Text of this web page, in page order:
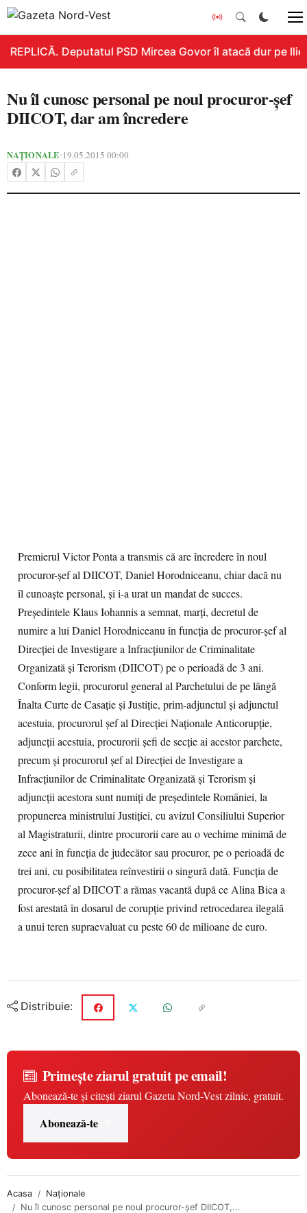
REPLICĂ. Deputatul PSD Mircea Govor îl atacă dur pe
Nu îl cunosc personal pe noul procuror-şef
DIICOT, dar am încredere
NAȚIONALE•19.05.2015 00:00
Premierul Victor Ponta a transmis că are încredere în noul
procuror-şef al DIICOT, Daniel Horodniceanu, chiar dacă nu
îl cunoaşte personal, şi i-a urat un mandat de succes.
Preşedintele Klaus Iohannis a semnat, marţi, decretul de
numire a lui Daniel Horodniceanu în funcţia de procuror-şef al
Direcţiei de Investigare a Infracţiunilor de Criminalitate
Organizată şi Terorism (DIICOT) pe o perioadă de 3 ani.
Conform legii, procurorul general al Parchetului de pe lângă
Înalta Curte de Casaţie şi Justiţie, prim-adjunctul şi adjunctul
acestuia, procurorul şef al Direcţiei Naţionale Anticorupţie,
adjuncţii acestuia, procurorii şefi de secţie ai acestor parchete,
precum şi procurorul şef al Direcţiei de Investigare a
Infracţiunilor de Criminalitate Organizată şi Terorism şi
adjuncţii acestora sunt numiţi de preşedintele României, la
propunerea ministrului Justiţiei, cu avizul Consiliului Superior
al Magistraturii, dintre procurorii care au o vechime minimă de
zece ani în funcţia de judecător sau procuror, pe o perioadă de
trei ani, cu posibilitatea reînvestirii o singură dată. Funcţia de
procuror-şef al DIICOT a rămas vacantă după ce Alina Bica a
fost arestată în dosarul de corupţie privind retrocedarea ilegală
a unui teren supraevaluat cu peste 60 de milioane de euro.
Distribuie:
Primește ziarul gratuit pe email!
Abonează-te și citești ziarul Gazeta Nord-Vest zilnic, gratuit.
Abonează-te
Acasa
Naționale
Nu îl cunosc personal pe noul procuror-şef DIICOT,...